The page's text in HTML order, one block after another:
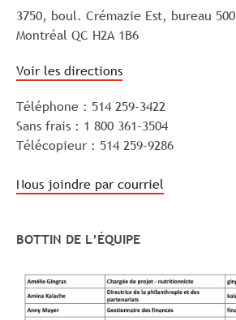
3750, boul. Crémazie Est, bureau 500
Montréal QC H2A 1B6
Voir les directions
Téléphone : 514 259-3422
Sans frais : 1 800 361-3504
Télécopieur : 514 259-9286
Nous joindre par courriel
BOTTIN DE L’ÉQUIPE